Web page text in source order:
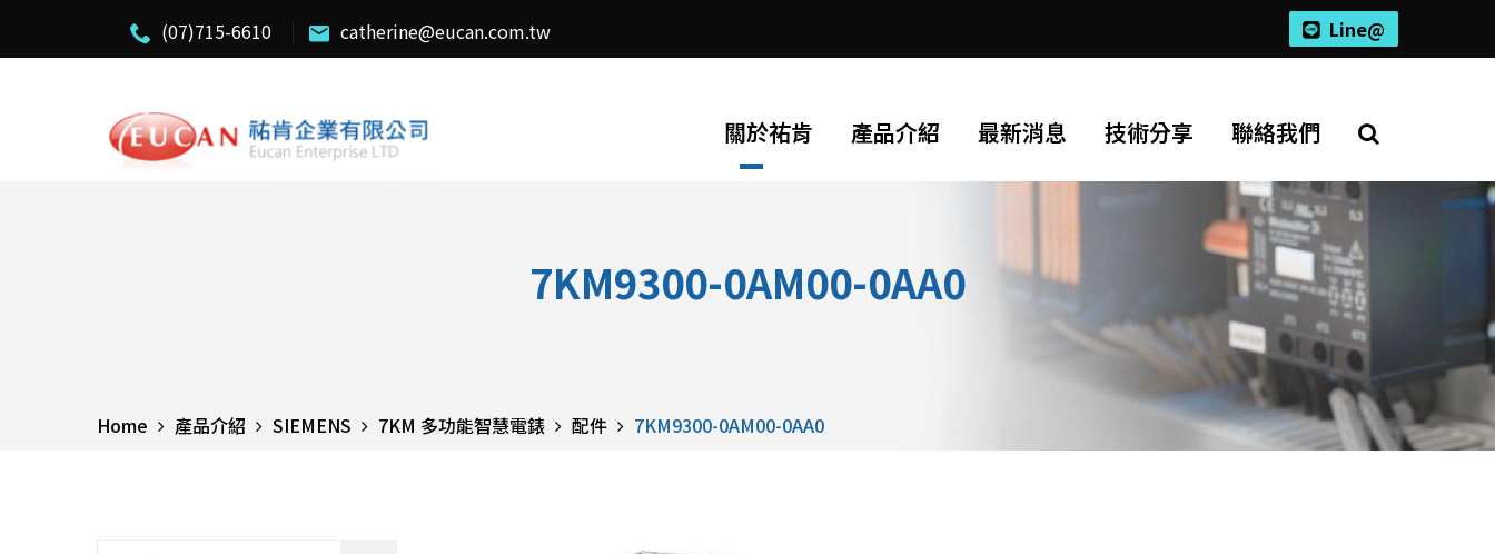
(07)715-6610 catherine@eucan.com.tw Line@
關於祐肯 產品介紹 最新消息 技術分享 聯絡我們
7KM9300-0AM00-0AA0
Home 產品介紹 SIEMENS 7KM 多功能智慧電錶 配件 7KM9300-0AM00-0AA0